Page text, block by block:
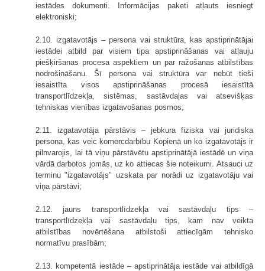
iestādes dokumenti. Informācijas paketi atļauts iesniegt
elektroniski;
2.10. izgatavotājs – persona vai struktūra, kas apstiprinātājai
iestādei atbild par visiem tipa apstiprināšanas vai atļauju
piešķiršanas procesa aspektiem un par ražošanas atbilstības
nodrošināšanu. Šī persona vai struktūra var nebūt tieši
iesaistīta visos apstiprināšanas procesā iesaistītā
transportlīdzekļa, sistēmas, sastāvdaļas vai atsevišķas
tehniskas vienības izgatavošanas posmos;
2.11. izgatavotāja pārstāvis – jebkura fiziska vai juridiska
persona, kas veic komercdarbību Kopienā un ko izgatavotājs ir
pilnvarojis, lai tā viņu pārstāvētu apstiprinātājā iestādē un viņa
vārdā darbotos jomās, uz ko attiecas šie noteikumi. Atsauci uz
terminu "izgatavotājs" uzskata par norādi uz izgatavotāju vai
viņa pārstāvi;
2.12. jauns transportlīdzekļa vai sastāvdaļu tips –
transportlīdzekļa vai sastāvdaļu tips, kam nav veikta
atbilstības novērtēšana atbilstoši attiecīgām tehnisko
normatīvu prasībām;
2.13. kompetentā iestāde – apstiprinātāja iestāde vai atbildīgā